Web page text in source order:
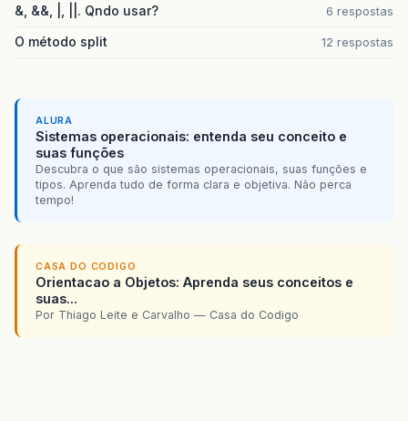
&, &&, |, ||. Qndo usar? 6 respostas
O método split 12 respostas
ALURA
Sistemas operacionais: entenda seu conceito e
suas funções
Descubra o que são sistemas operacionais, suas funções e
tipos. Aprenda tudo de forma clara e objetiva. Não perca
tempo!
CASA DO CODIGO
Orientacao a Objetos: Aprenda seus conceitos e
suas...
Por Thiago Leite e Carvalho — Casa do Codigo